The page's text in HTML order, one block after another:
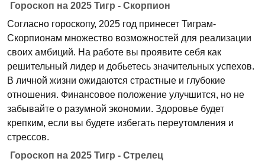
Гороскоп на 2025 Тигр - Скорпион
Согласно гороскопу, 2025 год принесет Тиграм-
Скорпионам множество возможностей для реализации
своих амбиций. На работе вы проявите себя как
решительный лидер и добьетесь значительных успехов.
В личной жизни ожидаются страстные и глубокие
отношения. Финансовое положение улучшится, но не
забывайте о разумной экономии. Здоровье будет
крепким, если вы будете избегать переутомления и
стрессов.
Гороскоп на 2025 Тигр - Стрелец